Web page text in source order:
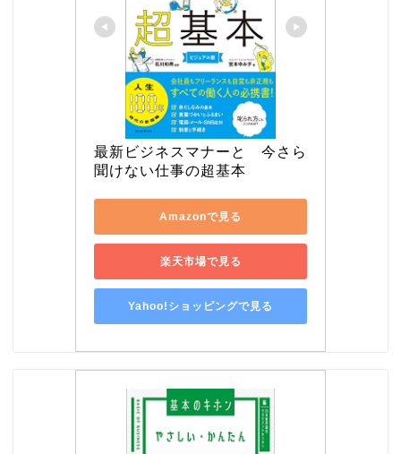
最新ビジネスマナーと　今さら
聞けない仕事の超基本
Amazonで見る
楽天市場で見る
Yahoo!ショッピングで見る